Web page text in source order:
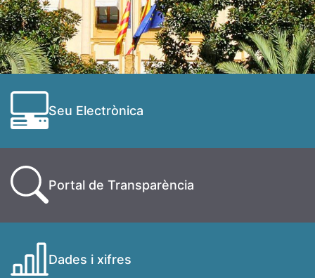
Seu Electrònica
Portal de Transparència
Dades i xifres